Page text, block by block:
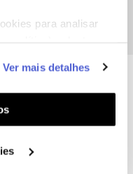
para analisar
e
aos seus interesses
Pode gerir a
"Configurar
Ver mais detalhes